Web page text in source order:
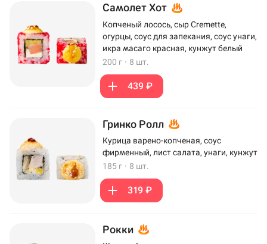
Самолет Хот
Копченый лосось, сыр Cremette,
огурцы, соус для запекания, соус унаги,
икра масаго красная, кунжут белый
200 г · 8 шт.
439 ₽
Гринко Ролл
Курица варено-копченая, соус
фирменный, лист салата, унаги, кунжут
185 г · 8 шт.
319 ₽
Рокки